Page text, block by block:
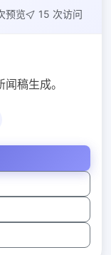
预览 15 次访问
稿生成。